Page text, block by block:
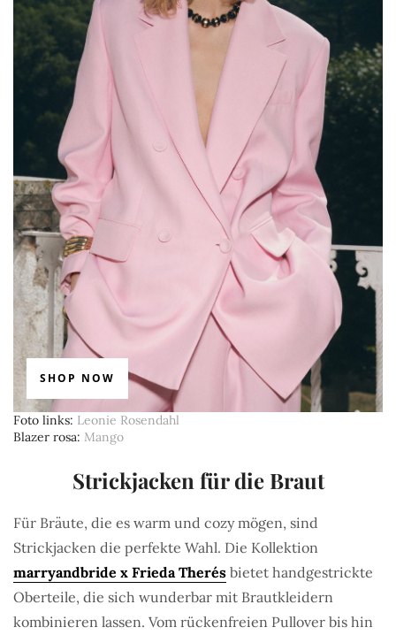
SHOP NOW
Foto links Leonie Rosendahl
Blazer rosa Mango
Strickjacken für die Braut
Für Bräute, die es warm und cozy mögen, sind
Strickjacken die perfekte Wahl. Die Kollektion
marryandbride x Frieda Therés bietet handgestrickte
Oberteile, die sich wunderbar mit Brautkleidern
kombinieren lassen. Vom rückenfreien Pullover bis hin